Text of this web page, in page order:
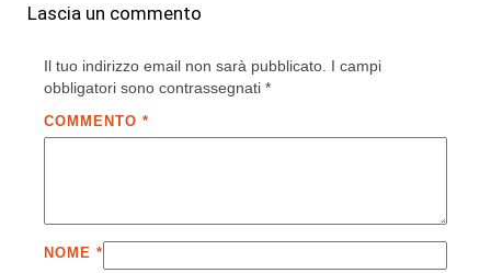
Lascia un commento
Il tuo indirizzo email non sarà pubblicato. I campi
obbligatori sono contrassegnati *
COMMENTO *
NOME *